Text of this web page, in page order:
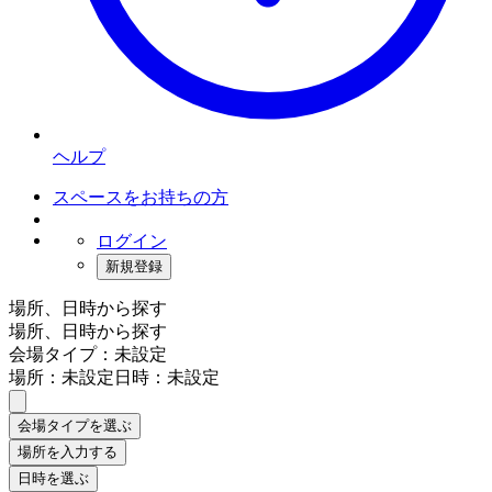
ヘルプ
スペースをお持ちの方
ログイン
新規登録
場所、日時から探す
場所、日時から探す
会場タイプ：未設定
場所：未設定日時：未設定
会場タイプを選ぶ
場所を入力する
日時を選ぶ